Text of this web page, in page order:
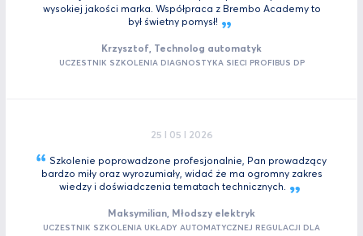
wysokiej jakości marka. Współpraca z Brembo Academy to
był świetny pomysł!
Krzysztof, Technolog automatyk
UCZESTNIK SZKOLENIA DIAGNOSTYKA SIECI PROFIBUS DP
25 I 05 I 2026
Szkolenie poprowadzone profesjonalnie, Pan prowadzący
bardzo miły oraz wyrozumiały, widać że ma ogromny zakres
wiedzy i doświadczenia tematachtechnicznych.
Maksymilian, Młodszy elektryk
UCZESTNIK SZKOLENIA UKŁADY AUTOMATYCZNEJ REGULACJI DLA